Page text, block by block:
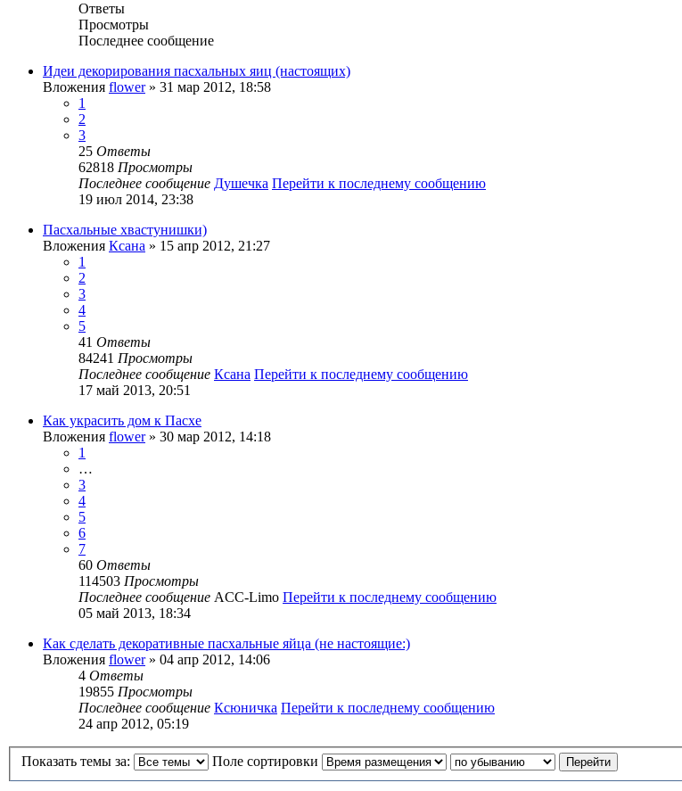
Ответы
Просмотры
Последнее сообщение
Идеи декорирования пасхальных яиц (настоящих)
Вложения flower» 31 мар 2012, 18:58
1
2
3
25 Ответы
62818 Просмотры
Последнее сообщение Душечка Перейти к последнему сообщению
19 июл 2014, 23:38
Пасхальные хвастунишки)
Вложения Ксана » 15 апр 2012, 21:27
1
2
3
4
5
41 Ответы
84241 Просмотры
Последнее сообщение Ксана Перейти к последнему сообщению
17 май 2013, 20:51
Как украсить дом к Пасхе
Вложения flower» 30 мар 2012, 14:18
1
…
3
4
5
6
7
60 Ответы
114503 Просмотры
Последнее сообщение ACC-Limo Перейти к последнему сообщению
05 май 2013, 18:34
Как сделать декоративные пасхальные яйца (не настоящие:)
Вложения flower» 04 апр 2012, 14:06
4 Ответы
19855 Просмотры
Последнее сообщение Ксюничка Перейти к последнему сообщению
24 апр 2012, 05:19
Показать темы за: Поле сортировки